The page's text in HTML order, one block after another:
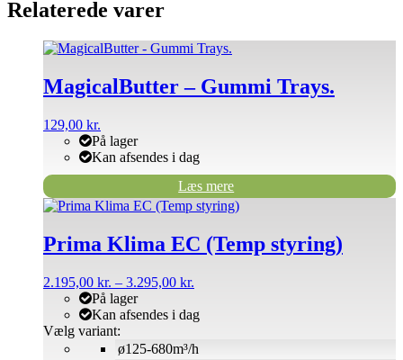
Relaterede varer
MagicalButter – Gummi Trays.
129,00 kr.
På lager
Kan afsendes i dag
Læs mere
Prima Klima EC (Temp styring)
2.195,00 kr. – 3.295,00 kr.
til
På lager
Kan afsendes i dag
Vælg variant:
Dette
har
flere
Mulighederne
vælges
på
varesiden
ø125-680m³/h